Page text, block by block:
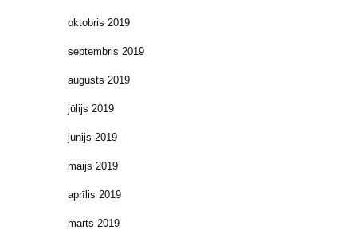
oktobris 2019
septembris 2019
augusts 2019
jūlijs 2019
jūnijs 2019
maijs 2019
aprīlis 2019
marts 2019